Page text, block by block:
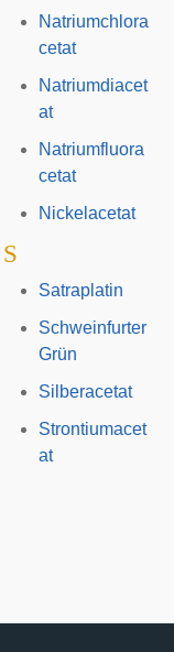
Natriumchlora
cetat
Natriumdiacet
at
Natriumfluora
cetat
Nickelacetat
S
Satraplatin
Schweinfurter
Grün
Silberacetat
Strontiumacet
at